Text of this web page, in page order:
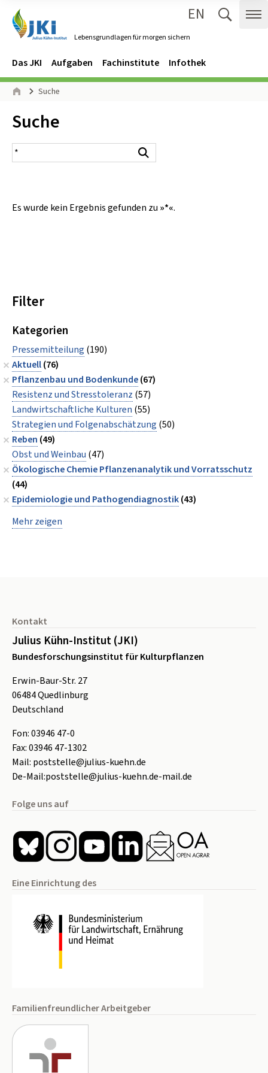
Lebensgrundlagen für morgen sichern
EN
Navigation
Hauptmenü
Das JKI Aufgaben Fachinstitute Infothek
Seitenpfad
Suche
Inhalt:
Suche
Suchergebnis
Es wurde kein Ergebnis gefunden zu »*«.
Filter
Kategorien
Pressemitteilung (190)
Aktuell(76)
Pflanzenbau und Bodenkunde(67)
Resistenz und Stresstoleranz (57)
Landwirtschaftliche Kulturen (55)
Strategien und Folgenabschätzung (50)
Reben (49)
Obst und Weinbau (47)
Ökologische Chemie Pflanzenanalytik und Vorratsschutz
(44)
Epidemiologie und Pathogendiagnostik(43)
Mehr zeigen
Kontakt
Julius Kühn-Institut (JKI)
Bundesforschungsinstitut für Kulturpflanzen
Erwin-Baur-Str. 27
06484Quedlinburg
Deutschland
Fon:03946 47-0
Fax:03946 47-1302
Mail: poststelle@julius-kuehn.de
De-Mail:poststelle@julius-kuehn.de-mail.de
Folge uns auf
Eine Einrichtung des
Familienfreundlicher Arbeitgeber